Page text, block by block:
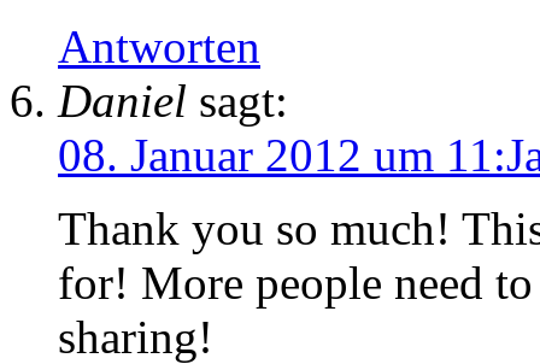
Antworten
Daniel sagt:
08. Januar 2012 um
Thank you so much!
for! More people need
sharing!